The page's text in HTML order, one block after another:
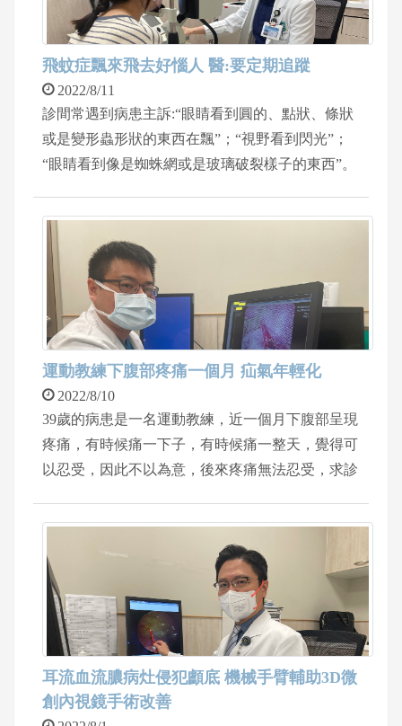
前額葉功能因為壓力失去活性而出現憂鬱腦波，以
及自律神經檢查發現患者屬於交感神經偏高，經過
適當的藥物治療後，症狀兩洲內顯著改善，可以正
常享受美食，不再出現腹痛嘔吐便秘等症狀，體重
已恢復5公斤。
飛蚊症飄來飛去好惱人 醫:要定期追蹤
2022/8/11
診間常遇到病患主訴:“眼睛看到圓的、點狀、條狀
或是變形蟲形狀的東西在飄”；“視野看到閃光”；
“眼睛看到像是蜘蛛網或是玻璃破裂樣子的東西”。
狀，都屬於飛蚊症的表現，起因於眼內玻璃體退
化。
運動教練下腹部疼痛一個月 疝氣年輕化
2022/8/10
39歲的病患是一名運動教練，近一個月下腹部呈現
疼痛，有時候痛一下子，有時候痛一整天，覺得可
以忍受，因此不以為意，後來疼痛無法忍受，求診
過理學檢查後，診斷是腹股溝疝氣。 羅敏誠醫師
表示，腹股溝疝氣藥物治療沒有明顯效果，和病患
溝通，考慮患者本身是運動教練，術後在工作上腹
部仍需用力，加上年紀較年輕，因此建議3D腹腔
鏡手術，在肚子上僅有二到三個，大概1公分以下
的小傷口，比較不會去破壞患者腹部的肌肉。手術
時間約半小時，患者在術後隔天出院，兩週後症狀
明顯改善。
耳流血流膿病灶侵犯顱底 機械手臂輔助3D微
創內視鏡手術改善